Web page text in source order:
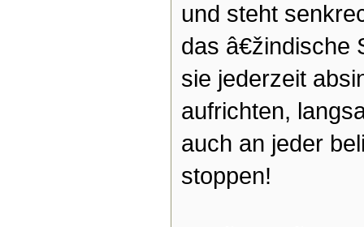
und steht
das â€žindische
sie jederzeit
aufrichten,
auch an jeder
stoppen!